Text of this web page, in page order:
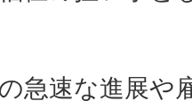
急速な進展や